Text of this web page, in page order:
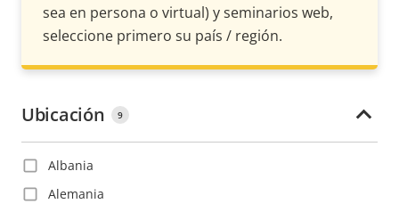
sea en persona o virtual) y seminarios web,
seleccione primero su país / región.
Ubicación 9
Albania
Alemania